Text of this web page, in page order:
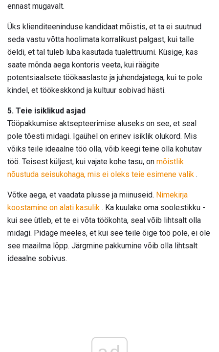
ennast mugavalt.
Üks klienditeeninduse kandidaat mõistis, et ta ei suutnud
seda vastu võtta hoolimata korralikust palgast, kui talle
öeldi, et tal tuleb luba kasutada tualettruumi. Küsige, kas
saate mõnda aega kontoris veeta, kui räägite
potentsiaalsete töökaaslaste ja juhendajatega, kui te pole
kindel, et töökeskkond ja kultuur sobivad hästi.
5. Teie isiklikud asjad
Tööpakkumise aktsepteerimise aluseks on see, et seal
pole tõesti midagi. Igaühel on erinev isiklik olukord. Mis
võiks teile ideaalne töö olla, võib keegi teine ​​olla kohutav
töö. Teisest küljest, kui vajate kohe tasu, on mõistlik
nõustuda seisukohaga, mis ei oleks teie esimene valik .
Võtke aega, et vaadata plusse ja miinuseid. Nimekirja
koostamine on alati kasulik . Ka kuulake oma soolestikku -
kui see ütleb, et te ei võta töökohta, seal võib lihtsalt olla
midagi. Pidage meeles, et kui see teile õige töö pole, ei ole
see maailma lõpp. Järgmine pakkumine võib olla lihtsalt
ideaalne sobivus.